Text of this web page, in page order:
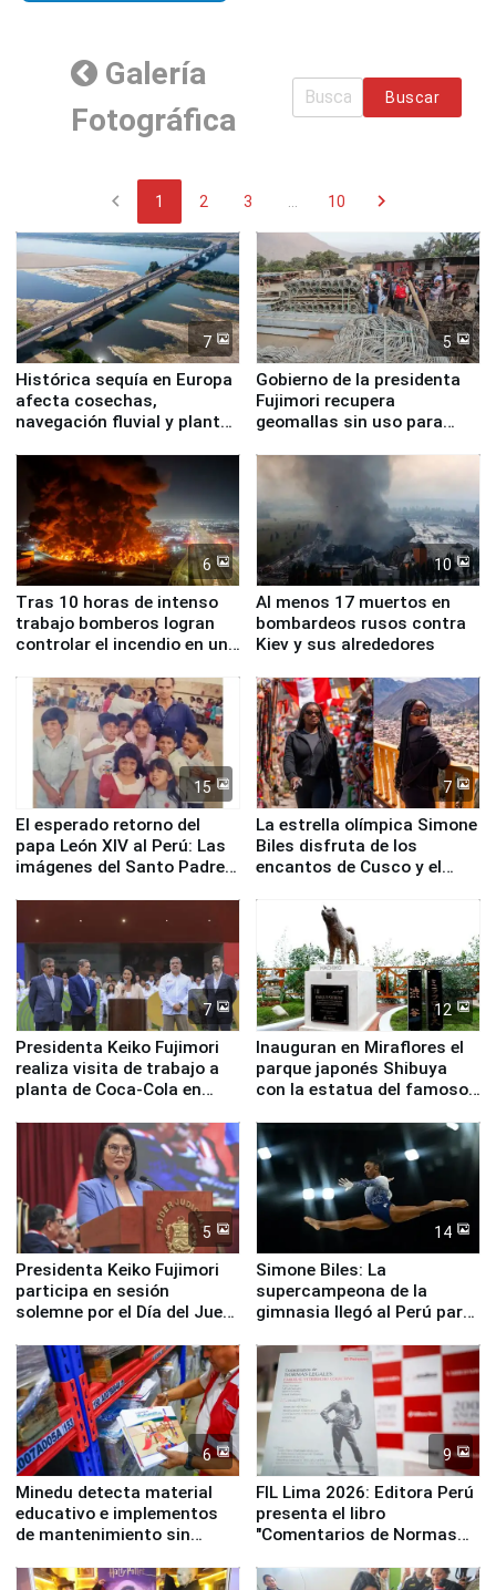
Galería
Fotográfica
Buscar
chevron_left 1 2 3 10 chevron_right
7
Histórica sequía en Europa
afecta cosechas,
navegación fluvial y plantas
5
Gobierno de la presidenta
Fujimori recupera
geomallas sin uso para
Fenómeno El Niño
6
Tras 10 horas de intenso
trabajo bomberos logran
controlar el incendio en una
de Chile
10
Al menos 17 muertos en
bombardeos rusos contra
Kiev y sus alrededores
15
El esperado retorno del
papa León XIV al Perú: Las
imágenes del Santo Padre
7
La estrella olímpica Simone
Biles disfruta de los
encantos de Cusco y el
7
Presidenta Keiko Fujimori
realiza visita de trabajo a
planta de Coca-Cola en
12
Inauguran en Miraflores el
parque japonés Shibuya
con la estatua del famoso
5
Presidenta Keiko Fujimori
participa en sesión
solemne por el Día del Juez
14
Simone Biles: La
supercampeona de la
gimnasia llegó al Perú para
Panamericanos Lima 2027
6
Minedu detecta material
educativo e implementos
de mantenimiento sin
la UGEL 2
9
FIL Lima 2026: Editora Perú
presenta el libro
"Comentarios de Normas
Derecho Colectivo"